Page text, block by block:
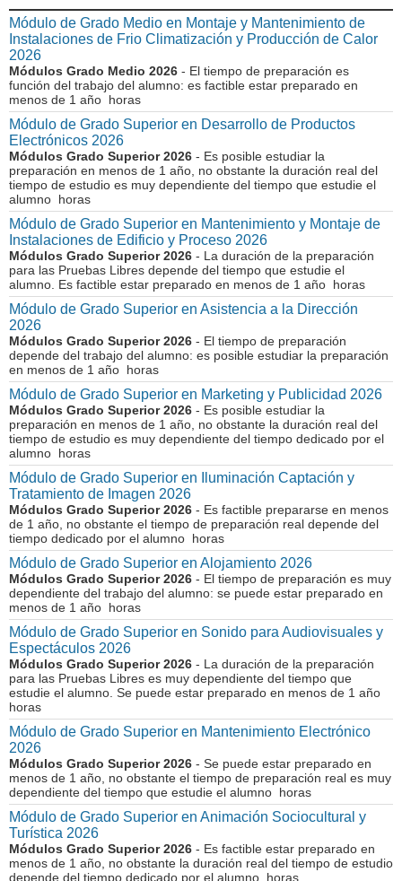
Módulo de Grado Medio en Montaje y Mantenimiento de
Instalaciones de Frio Climatización y Producción de Calor
2026
Módulos Grado Medio 2026 - El tiempo de preparación es
función del trabajo del alumno: es factible estar preparado en
menos de 1 año horas
Módulo de Grado Superior en Desarrollo de Productos
Electrónicos 2026
Módulos Grado Superior 2026 - Es posible estudiar la
preparación en menos de 1 año, no obstante la duración real del
tiempo de estudio es muy dependiente del tiempo que estudie el
alumno horas
Módulo de Grado Superior en Mantenimiento y Montaje de
Instalaciones de Edificio y Proceso 2026
Módulos Grado Superior 2026 - La duración de la preparación
para las Pruebas Libres depende del tiempo que estudie el
alumno. Es factible estar preparado en menos de 1 año horas
Módulo de Grado Superior en Asistencia a la Dirección
2026
Módulos Grado Superior 2026 - El tiempo de preparación
depende del trabajo del alumno: es posible estudiar la preparación
en menos de 1 año horas
Módulo de Grado Superior en Marketing y Publicidad 2026
Módulos Grado Superior 2026 - Es posible estudiar la
preparación en menos de 1 año, no obstante la duración real del
tiempo de estudio es muy dependiente del tiempo dedicado por el
alumno horas
Módulo de Grado Superior en Iluminación Captación y
Tratamiento de Imagen 2026
Módulos Grado Superior 2026 - Es factible prepararse en menos
de 1 año, no obstante el tiempo de preparación real depende del
tiempo dedicado por el alumno horas
Módulo de Grado Superior en Alojamiento 2026
Módulos Grado Superior 2026 - El tiempo de preparación es muy
dependiente del trabajo del alumno: se puede estar preparado en
menos de 1 año horas
Módulo de Grado Superior en Sonido para Audiovisuales y
Espectáculos 2026
Módulos Grado Superior 2026 - La duración de la preparación
para las Pruebas Libres es muy dependiente del tiempo que
estudie el alumno. Se puede estar preparado en menos de 1 año
horas
Módulo de Grado Superior en Mantenimiento Electrónico
2026
Módulos Grado Superior 2026 - Se puede estar preparado en
menos de 1 año, no obstante el tiempo de preparación real es muy
dependiente del tiempo que estudie el alumno horas
Módulo de Grado Superior en Animación Sociocultural y
Turística 2026
Módulos Grado Superior 2026 - Es factible estar preparado en
menos de 1 año, no obstante la duración real del tiempo de estudio
depende del tiempo dedicado por el alumno horas